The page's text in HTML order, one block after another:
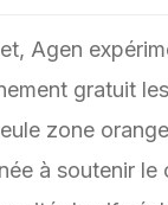
Agen
gratuit
zone
à soutenir le